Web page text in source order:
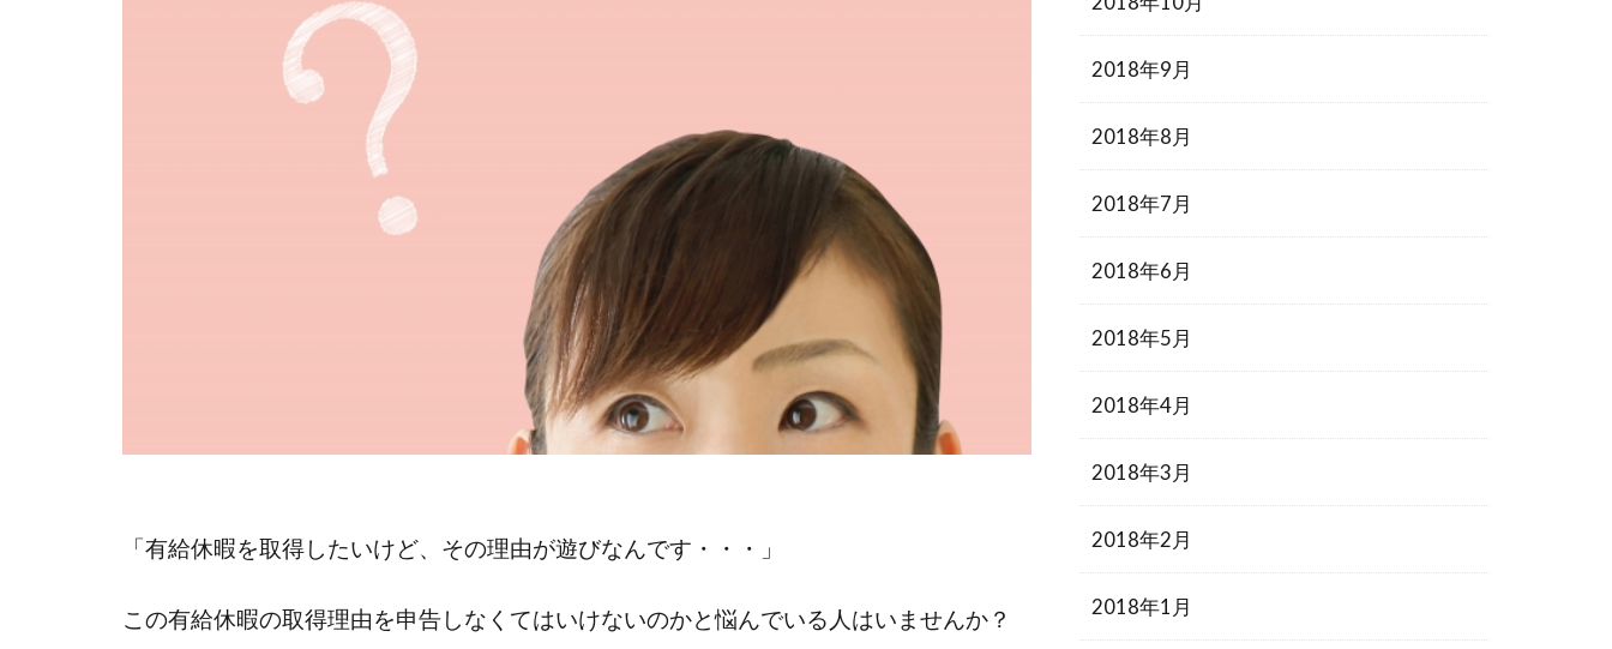
「有給休暇を取得したいけど、その理由が遊びなんです・・・」
この有給休暇の取得理由を申告しなくてはいけないのかと悩んでいる人はいませんか？
2018年9月
2018年8月
2018年7月
2018年6月
2018年5月
2018年4月
2018年3月
2018年2月
2018年1月